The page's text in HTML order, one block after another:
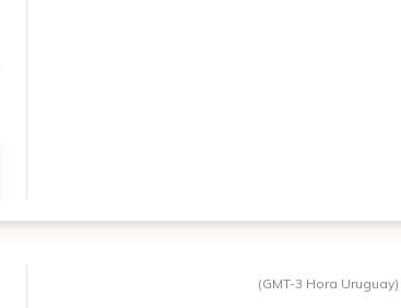
(GMT-3 Hora Uruguay)